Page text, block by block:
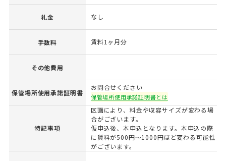
礼金 なし
手数料 賃料1ヶ月分
その他費用
保管場所使用承諾証明書
お問合せください
保管場所使用承諾証明書とは
特記事項
区画により、料金や収容サイズが変わる場
合がございます。
仮申込後、本申込となります。本申込の際
に賃料が500円～1000円ほど変わる可能性
がございます。